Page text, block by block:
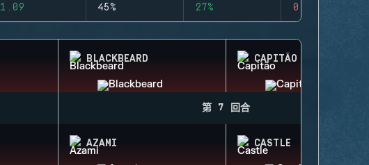
1.09 45% 27% 0
BLACKBEARD CAPITÃO
第 7 回合
AZAMI CASTLE